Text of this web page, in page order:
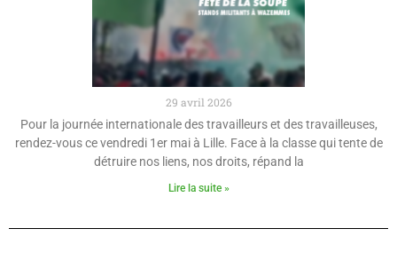
29 avril 2026
Pour la journée internationale des travailleurs et des travailleuses,
rendez-vous ce vendredi 1er mai à Lille. Face à la classe qui tente de
détruire nos liens, nos droits, répand la
Lire la suite »